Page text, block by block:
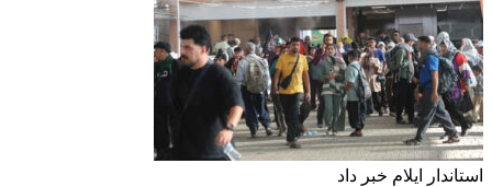
استاندار ایلام خبر داد